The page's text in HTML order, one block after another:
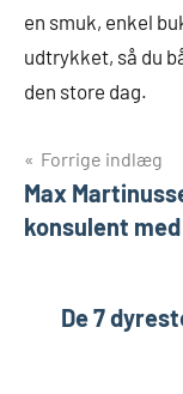
en smuk, enkel
udtrykket, så du
den store dag.
Forrige indlæg
Max
konsulent
De 7